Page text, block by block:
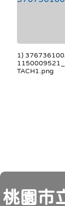
1)
TACH1.png
頁尾
桃園市